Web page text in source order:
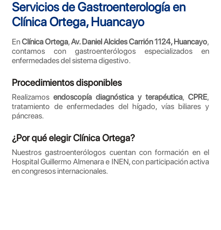
Servicios de Gastroenterología en
Clínica Ortega, Huancayo
EnClínica Ortega,Av. Daniel Alcides Carrión 1124, Huancayo,
contamos con gastroenterólogos especializados en
enfermedades del sistema digestivo.
Procedimientos disponibles
Realizamos endoscopía diagnóstica y terapéutica, CPRE,
tratamiento de enfermedades del hígado, vías biliares y
páncreas.
¿Por qué elegir Clínica Ortega?
Nuestros gastroenterólogos cuentan con formación en el
Hospital Guillermo Almenara e INEN, con participación activa
en congresos internacionales.